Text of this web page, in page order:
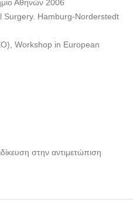
Αθηνών 2006
Surgery. Hamburg-Norderstedt
Workshop in European
στην αντιμετώπιση